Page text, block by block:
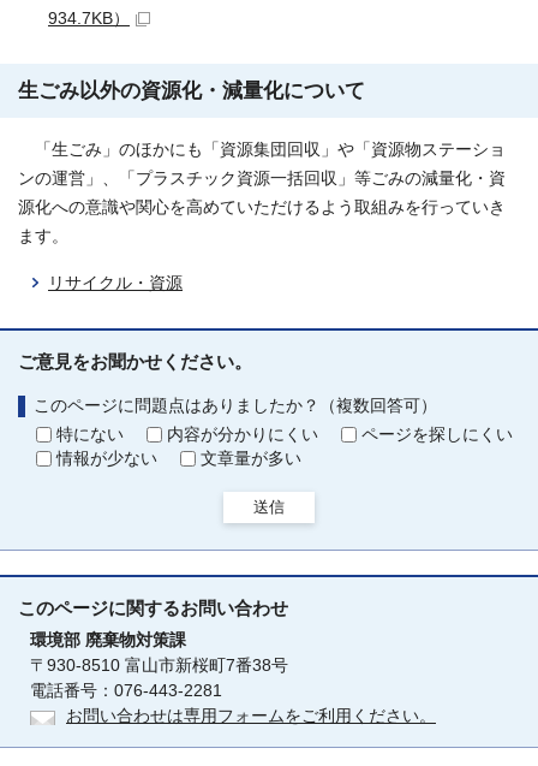
934.7KB）
生ごみ以外の資源化・減量化について
「生ごみ」のほかにも「資源集団回収」や「資源物ステーショ
ンの運営」、「プラスチック資源一括回収」等ごみの減量化・資
源化への意識や関心を高めていただけるよう取組みを行っていき
ます。
リサイクル・資源
ご意見をお聞かせください。
このページに問題点はありましたか？（複数回答可）
特にない
内容が分かりにくい
ページを探しにくい
情報が少ない
文章量が多い
送信
このページに関するお問い合わせ
環境部 廃棄物対策課
〒930-8510 富山市新桜町7番38号
電話番号：076-443-2281
お問い合わせは専用フォームをご利用ください。